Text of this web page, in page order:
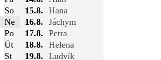
So
15.8. Hana
Ne
16.8. Jáchym
Po
17.8. Petra
Út
18.8. Helena
St
19.8. Ludvík